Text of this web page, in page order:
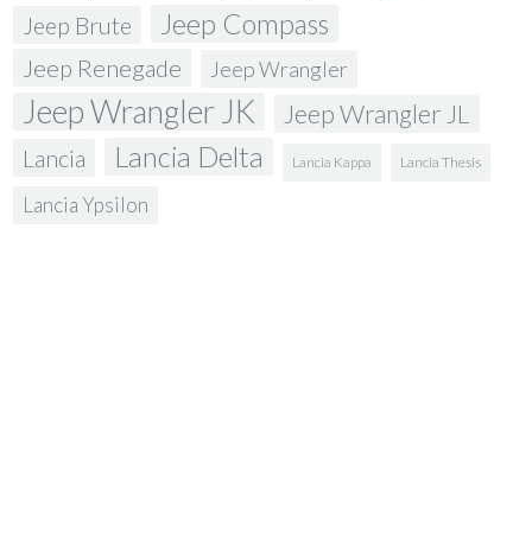
Jeep Brute Jeep Compass
Jeep Renegade Jeep Wrangler
Jeep Wrangler JK Jeep Wrangler JL
Lancia Lancia Delta Lancia Kappa Lancia Thesis
Lancia Ypsilon